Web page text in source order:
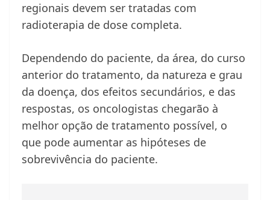
regionais devem ser tratadas com
radioterapia de dose completa.
Dependendo do paciente, da área, do curso
anterior do tratamento, da natureza e grau
da doença, dos efeitos secundários, e das
respostas, os oncologistas chegarão à
melhor opção de tratamento possível, o
que pode aumentar as hipóteses de
sobrevivência do paciente.